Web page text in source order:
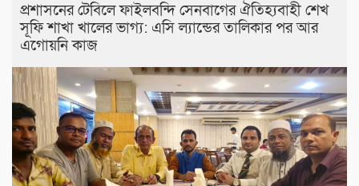
প্রশাসনের টেবিলে ফাইলবন্দি সেনবাগের ঐতিহ্যবাহী শেখ
সূফি শাখা খালের ভাগ্য: এসি ল্যান্ডের তালিকার পর আর
এগোয়নি কাজ